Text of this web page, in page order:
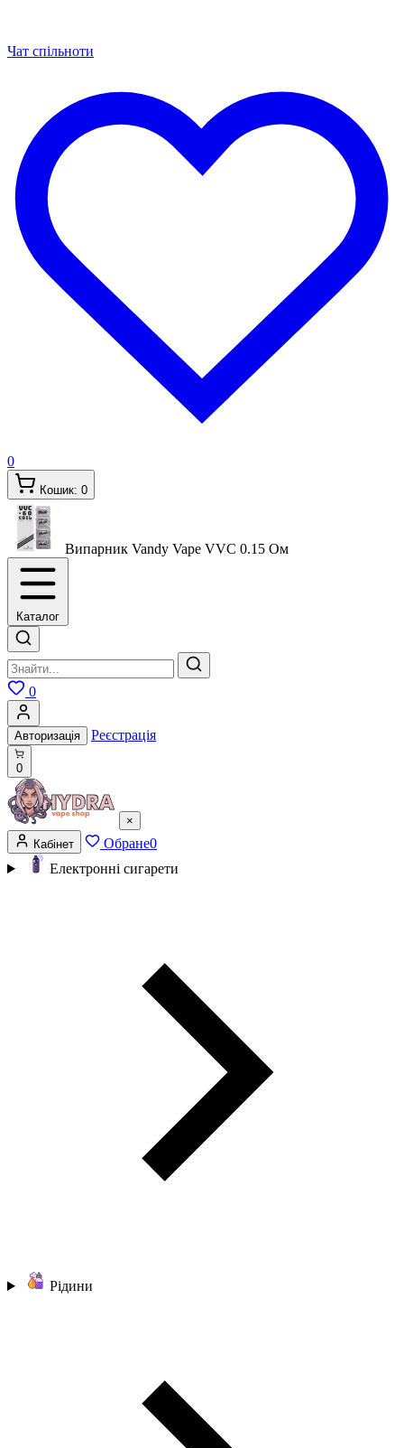
Чат спільноти
0
Кошик: 0
Випарник Vandy Vape VVC 0.15 Ом
Каталог
0
Авторизація Реєстрація
0
×
Кабінет
Обране0
Електронні сигарети
Рідини